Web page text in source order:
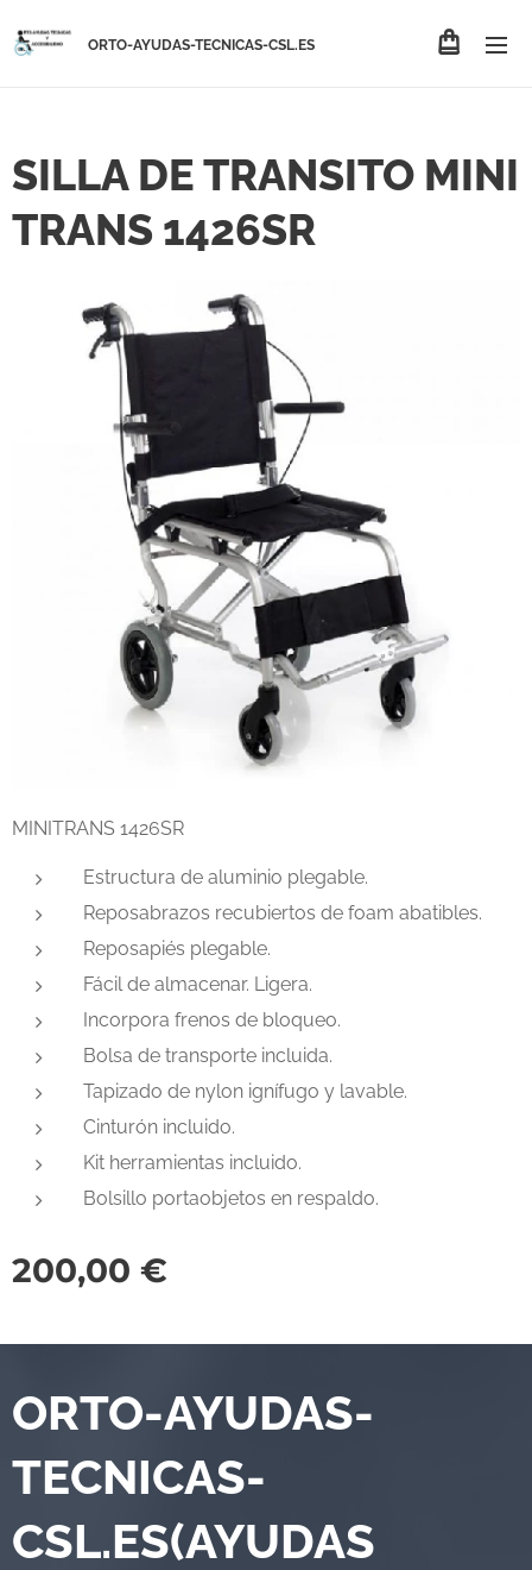
ORTO-AYUDAS-TECNICAS-CSL.ES
SILLA DE TRANSITO MINI
TRANS 1426SR
MINITRANS 1426SR
Estructura de aluminio plegable.
Reposabrazos recubiertos de foam abatibles.
Reposapiés plegable.
Fácil de almacenar. Ligera.
Incorpora frenos de bloqueo.
Bolsa de transporte incluida.
Tapizado de nylon ignífugo y lavable.
Cinturón incluido.
Kit herramientas incluido.
Bolsillo portaobjetos en respaldo.
200,00 €
ORTO-AYUDAS-
TECNICAS-
CSL.ES(AYUDAS